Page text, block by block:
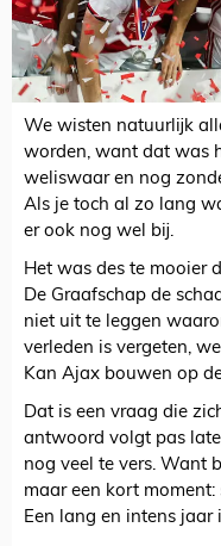
We wisten natuurlijk
worden, want dat was
weliswaar en nog
Als je toch al zo lang
er ook nog wel bij.
Het was des te mooier
De Graafschap de
niet uit te leggen
verleden is vergeten,
Kan Ajax bouwen op
Dat is een vraag die
antwoord volgt pas
nog veel te vers. Want
maar een kort
Een lang en intens